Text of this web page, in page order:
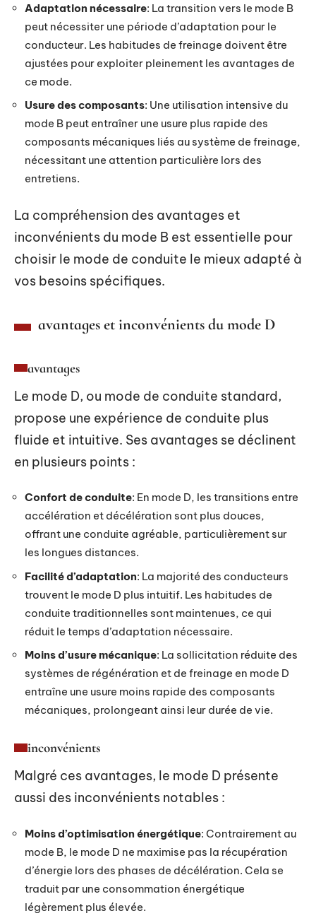
Adaptation nécessaire: La transition vers le mode B
peut nécessiter une période d’adaptation pour le
conducteur. Les habitudes de freinage doivent être
ajustées pour exploiter pleinement les avantages de
ce mode.
Usure des composants: Une utilisation intensive du
mode B peut entraîner une usure plus rapide des
composants mécaniques liés au système de freinage,
nécessitant une attention particulière lors des
entretiens.
La compréhension des avantages et
inconvénients du mode B est essentielle pour
choisir le mode de conduite le mieux adapté à
vos besoins spécifiques.
avantages et inconvénients du mode D
avantages
Le mode D, ou mode de conduite standard,
propose une expérience de conduite plus
fluide et intuitive. Ses avantages se déclinent
en plusieurs points :
Confort de conduite: En mode D, les transitions entre
accélération et décélération sont plus douces,
offrant une conduite agréable, particulièrement sur
les longues distances.
Facilité d’adaptation: La majorité des conducteurs
trouvent le mode D plus intuitif. Les habitudes de
conduite traditionnelles sont maintenues, ce qui
réduit le temps d’adaptation nécessaire.
Moins d’usure mécanique: La sollicitation réduite des
systèmes de régénération et de freinage en mode D
entraîne une usure moins rapide des composants
mécaniques, prolongeant ainsi leur durée de vie.
inconvénients
Malgré ces avantages, le mode D présente
aussi des inconvénients notables :
Moins d’optimisation énergétique: Contrairement au
mode B, le mode D ne maximise pas la récupération
d’énergie lors des phases de décélération. Cela se
traduit par une consommation énergétique
légèrement plus élevée.